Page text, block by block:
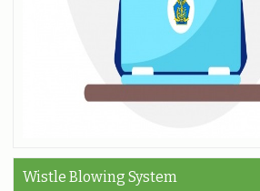
Wistle Blowing System